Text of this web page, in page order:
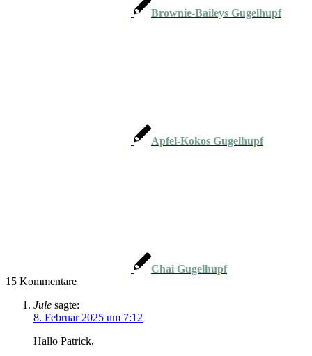
Brownie-Baileys Gugelhupf
Apfel-Kokos Gugelhupf
Chai Gugelhupf
15 Kommentare
Jule sagte:
8. Februar 2025 um 7:12
Hallo Patrick,